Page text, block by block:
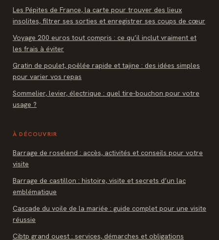
Les Pépites de France, la carte pour trouver des lieux
insolites, filtrer ses sorties et enregistrer ses coups de cœur
Voyage 200 euros tout compris : ce qu’il inclut vraiment et
les frais à éviter
Gratin de poulet, poêlée rapide et tajine : des idées simples
pour varier vos repas
Sommelier, levier, électrique : quel tire-bouchon pour votre
usage ?
À DÉCOUVRIR
Barrage de roselend : accès, activités et conseils pour votre
visite
Barrage de castillon : histoire, visite et secrets d’un lac
emblématique
Cascade du voile de la mariée : guide complet pour une visite
réussie
Cibtp grand ouest : services, démarches et obligations